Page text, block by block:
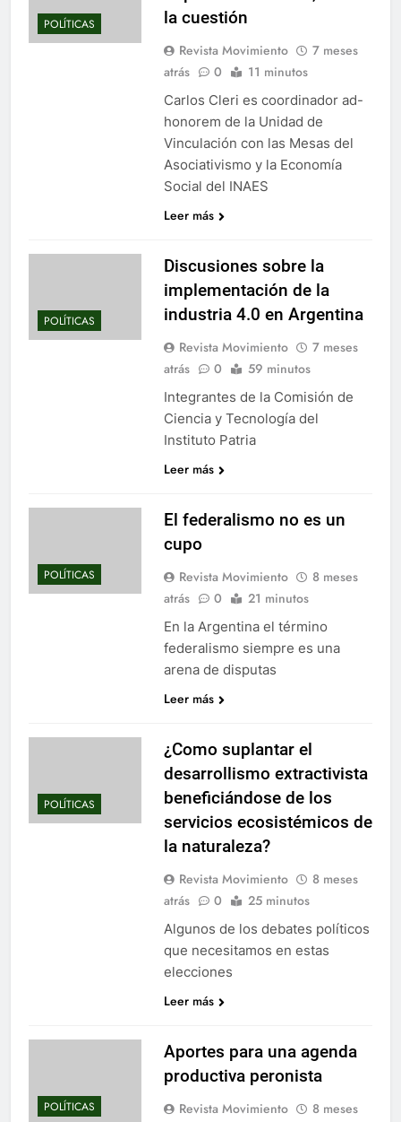
POLÍTICAS
la cuestión
Revista Movimiento
7 meses
atrás
0 11 minutos
Carlos Cleri es coordinador ad-
honorem de la Unidad de
Vinculación con las Mesas del
Asociativismo y la Economía
Social del INAES
Leer más
POLÍTICAS
Discusiones sobre la
implementación de la
industria 4.0 en Argentina
Revista Movimiento
7 meses
atrás
0 59 minutos
Integrantes de la Comisión de
Ciencia y Tecnología del
Instituto Patria
Leer más
POLÍTICAS
El federalismo no es un
cupo
Revista Movimiento
8 meses
atrás
0 21 minutos
En la Argentina el término
federalismo siempre es una
arena de disputas
Leer más
POLÍTICAS
¿Como suplantar el
desarrollismo extractivista
beneficiándose de los
servicios ecosistémicos de
la naturaleza?
Revista Movimiento
8 meses
atrás
0 25 minutos
Algunos de los debates políticos
que necesitamos en estas
elecciones
Leer más
POLÍTICAS
Aportes para una agenda
productiva peronista
Revista Movimiento
8 meses